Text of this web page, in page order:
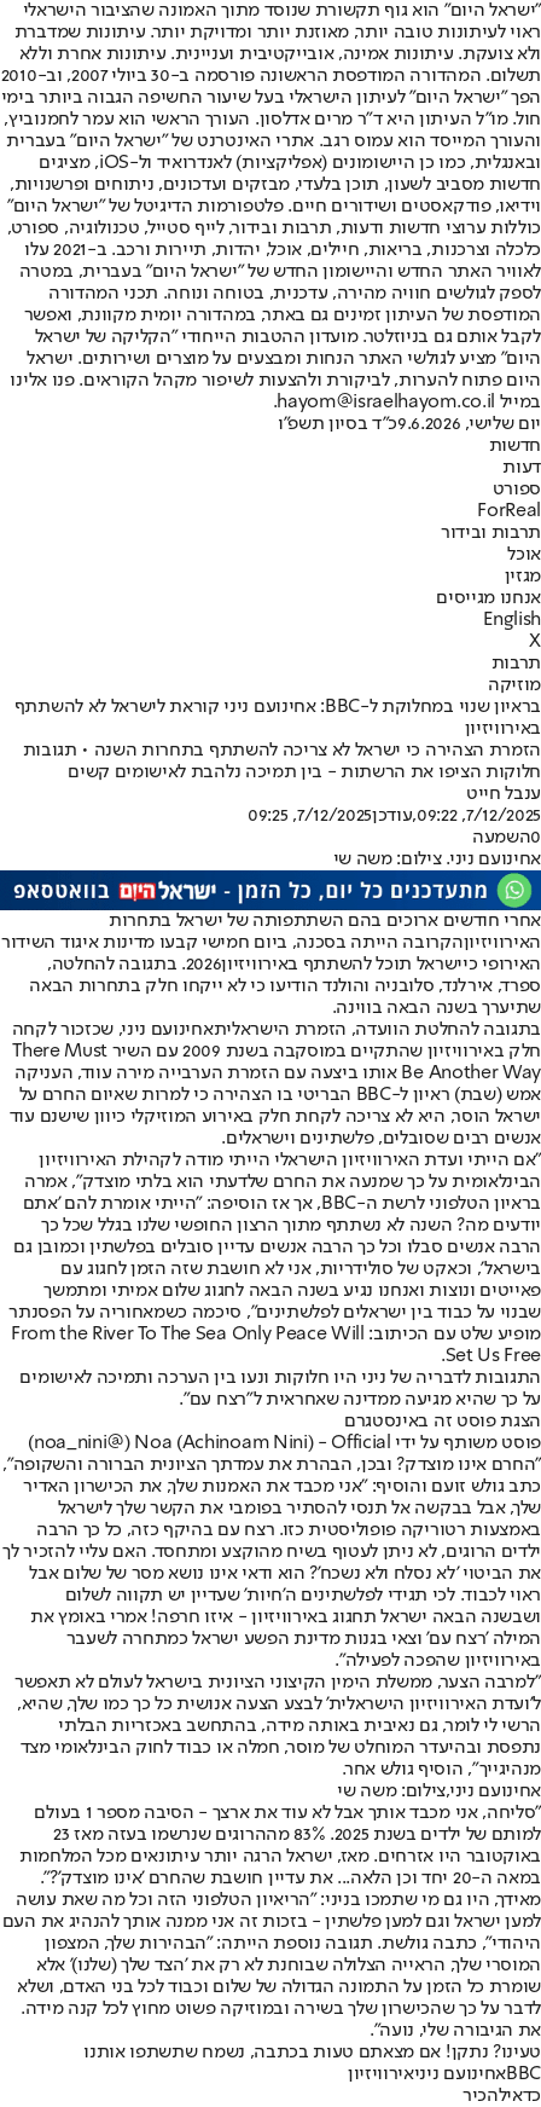
"ישראל היום" הוא גוף תקשורת שנוסד מתוך האמונה שהציבור הישראלי
ראוי לעיתונות טובה יותר, מאוזנת יותר ומדויקת יותר. עיתונות שמדברת
ולא צועקת. עיתונות אמינה, אובייקטיבית ועניינית. עיתונות אחרת וללא
תשלום. המהדורה המודפסת הראשונה פורסמה ב-30 ביולי 2007, וב-2010
הפך "ישראל היום" לעיתון הישראלי בעל שיעור החשיפה הגבוה ביותר בימי
חול. מו"ל העיתון היא ד"ר מרים אדלסון. העורך הראשי הוא עמר לחמנוביץ,
והעורך המייסד הוא עמוס רגב. אתרי האינטרנט של "ישראל היום" בעברית
ובאנגלית, כמו כן היישומונים (אפליקציות) לאנדרואיד ול-iOS, מציגים
חדשות מסביב לשעון, תוכן בלעדי, מבזקים ועדכונים, ניתוחים ופרשנויות,
וידיאו, פודקאסטים ושידורים חיים. פלטפורמות הדיגיטל של "ישראל היום"
כוללות ערוצי חדשות ודעות, תרבות ובידור, לייף סטייל, טכנולוגיה, ספורט,
כלכלה וצרכנות, בריאות, חיילים, אוכל, יהדות, תיירות ורכב. ב-2021 עלו
לאוויר האתר החדש והיישומון החדש של "ישראל היום" בעברית, במטרה
לספק לגולשים חוויה מהירה, עדכנית, בטוחה ונוחה. תכני המהדורה
המודפסת של העיתון זמינים גם באתר, במהדורה יומית מקוונת, ואפשר
לקבל אותם גם בניוזלטר. מועדון ההטבות הייחודי "הקליקה של ישראל
היום" מציע לגולשי האתר הנחות ומבצעים על מוצרים ושירותים. ישראל
היום פתוח להערות, לביקורת ולהצעות לשיפור מקהל הקוראים. פנו אלינו
במייל hayom@israelhayom.co.il.
יום שלישי, 9.6.2026
כ"ד בסיון תשפ"ו
חדשות
דעות
ספורט
ForReal
תרבות ובידור
אוכל
מגזין
אנחנו מגייסים
English
X
תרבות
מוזיקה
בראיון שנוי במחלוקת ל-BBC: אחינועם ניני קוראת לישראל לא להשתתף
באירוויזיון
הזמרת הצהירה כי ישראל לא צריכה להשתתף בתחרות השנה • תגובות
חלוקות הציפו את הרשתות - בין תמיכה נלהבת לאישומים קשים
ענבל חייט
7/12/2025, 09:22
,עודכן7/12/2025, 09:25
0השמעה
אחינועם ניני. צילום: משה שי
אחרי חודשים ארוכים בהם השתתפותה של ישראל בתחרות
האירוויזיוןהקרובה הייתה בסכנה, ביום חמישי קבעו מדינות איגוד השידור
האירופי כיישראל תוכל להשתתף באירוויזיון
2026. בתגובה להחלטה,
ספרד, אירלנד, סלובניה והולנד הודיעו כי לא ייקחו חלק בתחרות הבאה
שתיערך בשנה הבאה בווינה.
בתגובה להחלטת הוועדה, הזמרת הישראליתאחינועם ניני, שכזכור לקחה
חלק באירוויזיון שהתקיים במוסקבה בשנת 2009 עם השיר There Must
Be Another Way אותו ביצעה עם הזמרת הערבייה מירה עווד, העניקה
אמש (שבת) ראיון ל-BBC הבריטי בו הצהירה כי למרות שאיום החרם על
ישראל הוסר, היא לא צריכה לקחת חלק באירוע המוזיקלי כיוון שישנם עוד
אנשים רבים שסובלים, פלשתינים וישראלים.
"אם הייתי ועדת האירוויזיון הישראלי הייתי מודה לקהילת האירוויזיון
הבינלאומית על כך שמנעה את החרם שלדעתי הוא בלתי מוצדק", אמרה
בראיון הטלפוני לרשת ה-BBC, אך אז הוסיפה: "הייתי אומרת להם 'אתם
יודעים מה? השנה לא נשתתף מתוך הרצון החופשי שלנו בגלל שכל כך
הרבה אנשים סבלו וכל כך הרבה אנשים עדיין סובלים בפלשתין וכמובן גם
בישראל', וכאקט של סולידריות, אני לא חושבת שזה הזמן לחגוג עם
פאייטים ונוצות ואנחנו נגיע בשנה הבאה לחגוג שלום אמיתי ומתמשך
שבנוי על כבוד בין ישראלים לפלשתינים", סיכמה כשמאחוריה על הפסנתר
מופיע שלט עם הכיתוב: From the River To The Sea Only Peace Will
Set Us Free.
התגובות לדבריה של ניני היו חלוקות ונעו בין הערכה ותמיכה לאישומים
על כך שהיא מגיעה ממדינה שאחראית ל"רצח עם".
הצגת פוסט זה באינסטגרם
פוסט משותף על ידי ‏‎Noa (Achinoam Nini) - Official‎‏ (@‏‎noa_nini‎‏)
"החרם אינו מוצדק? ובכן, הבהרת את עמדתך הציונית הברורה והשקופה",
כתב גולש זועם והוסיף: "אני מכבד את האמנות שלך, את הכישרון האדיר
שלך, אבל בבקשה אל תנסי להסתיר בפומבי את הקשר שלך לישראל
באמצעות רטוריקה פופוליסטית כזו. רצח עם בהיקף כזה, כל כך הרבה
ילדים הרוגים, לא ניתן לעטוף בשיח מהוקצע ומתחסד. האם עליי להזכיר לך
את הביטוי 'לא נסלח ולא נשכח'? הוא ודאי אינו נושא מסר של שלום אבל
ראוי לכבוד. לכי תגידי לפלשתינים ה'חיות' שעדיין יש תקווה לשלום
ושבשנה הבאה ישראל תחגוג באירוויזיון - איזו חרפה! אמרי באומץ את
המילה 'רצח עם' וצאי בגנות מדינת הפשע ישראל כמתחרה לשעבר
באירוויזיון שהפכה לפעילה".
"למרבה הצער, ממשלת הימין הקיצוני הציונית בישראל לעולם לא תאפשר
ל'ועדת האירוויזיון הישראלית' לבצע הצעה אנושית כל כך כמו שלך, שהיא,
הרשי לי לומר, גם נאיבית באותה מידה, בהתחשב באכזריות הבלתי
נתפסת ובהיעדר המוחלט של מוסר, חמלה או כבוד לחוק הבינלאומי מצד
מנהיגייך", הוסיף גולש אחר.
אחינועם ניני,צילום: משה שי
"סליחה, אני מכבד אותך אבל לא עוד את ארצך - הסיבה מספר 1 בעולם
למותם של ילדים בשנת 2025. 83% מההרוגים שנרשמו בעזה מאז 23
באוקטובר היו אזרחים. מאז, ישראל הרגה יותר עיתונאים מכל המלחמות
במאה ה-20 יחד וכן הלאה... את עדיין חושבת שהחרם 'אינו מוצדק'?".
מאידך, היו גם מי שתמכו בניני: "הריאיון הטלפוני הזה וכל מה שאת עושה
למען ישראל וגם למען פלשתין - בזכות זה אני ממנה אותך להנהיג את העם
היהודי", כתבה גולשת. תגובה נוספת הייתה: "הבהירות שלך, המצפון
המוסרי שלך, הראייה הצלולה שבוחנת לא רק את 'הצד שלך (שלנו)' אלא
שומרת כל הזמן על התמונה הגדולה של שלום וכבוד לכל בני האדם, ושלא
לדבר על כך שהכישרון שלך בשירה ובמוזיקה פשוט מחוץ לכל קנה מידה.
את הגיבורה שלי, נועה".
טעינו? נתקן! אם מצאתם טעות בכתבה, נשמח שתשתפו אותנו
BBCאחינועם ניניאירוויזיון
כדאילהכיר